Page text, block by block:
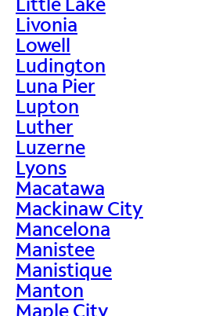
Livonia
Lowell
Ludington
Luna Pier
Lupton
Luther
Luzerne
Lyons
Macatawa
Mackinaw City
Mancelona
Manistee
Manistique
Manton
Maple City